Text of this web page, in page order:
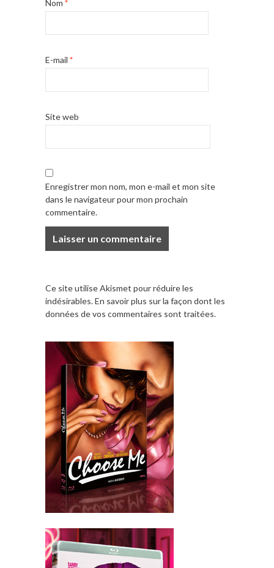
Nom *
E-mail *
Site web
Enregistrer mon nom, mon e-mail et mon site
dans le navigateur pour mon prochain
commentaire.
Ce site utilise Akismet pour réduire les
indésirables.En savoir plus sur la façon dont les
données de vos commentaires sont traitées.